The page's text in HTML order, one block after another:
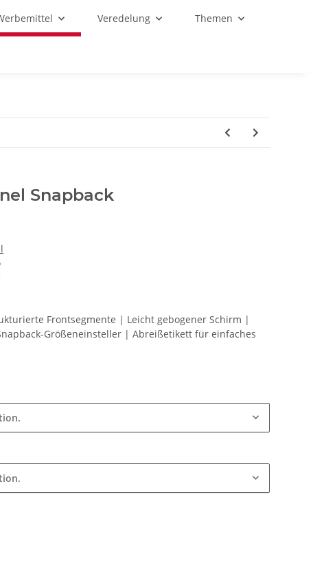
Veredelung Themen
Snapback
Frontsegmente | Leicht gebogener Schirm |
Größeneinsteller | Abreißetikett für einfaches